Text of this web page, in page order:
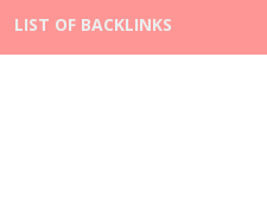
LIST OF BACKLINKS